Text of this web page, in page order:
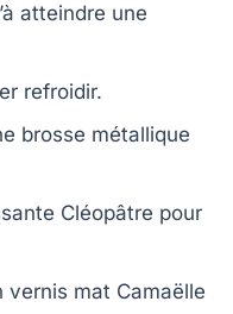
atteindre une
refroidir.
brosse métallique
Cléopâtre pour
mat Camaëlle